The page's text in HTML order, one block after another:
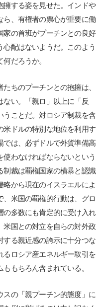
擁する姿を見せた。インドや
ら、有権者の票心が重要に働
家の首班がプーチンとの良好
配はないようだ。このよう
だろうか。
ちのプーチンとの抱擁は、
ない。「親ロ」以上に「反
うことだ。対ロシア制裁を含
米ドルの特別な地位を利用す
では、必ずドルで外貨準備高
わなければならないという
制裁は覇権国家の横暴と認識
略から現在のイスラエルによ
、米国の覇権的行動は、グロ
の多数にも肯定的に受け入れ
米国との対立を自らの対外政
する親近感の誇示に十分つな
るロシア産エネルギー取引を
もちろん含まれている。
の「親プーチン的態度」に